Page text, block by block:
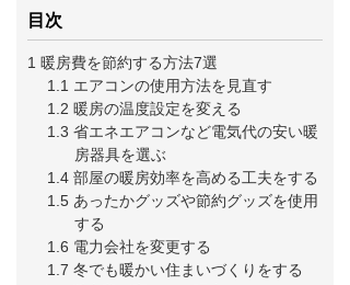
目次
1 暖房費を節約する方法7選
1.1 エアコンの使用方法を見直す
1.2 暖房の温度設定を変える
1.3 省エネエアコンなど電気代の安い暖
房器具を選ぶ
1.4 部屋の暖房効率を高める工夫をする
1.5 あったかグッズや節約グッズを使用
する
1.6 電力会社を変更する
1.7 冬でも暖かい住まいづくりをする